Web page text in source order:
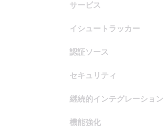
サービス
イシュートラッカー
認証ソース
セキュリティ
継続的インテグレーション
機能強化